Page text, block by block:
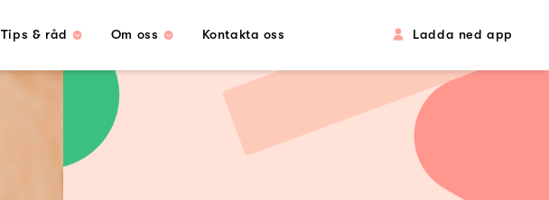
Tips & råd Om oss Kontakta oss Ladda ned app